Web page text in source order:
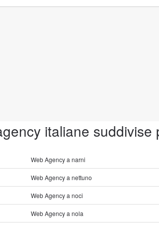
italiane suddivise
Web Agency a narni
Web Agency a nettuno
Web Agency a noci
Web Agency a nola